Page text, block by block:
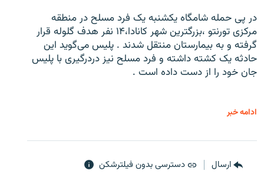
در پی حمله شامگاه یکشنبه یک فرد مسلح در منطقه
مرکزی تورنتو ،‌بزرگترین شهر کانادا،۱۴ نفر هدف گلوله قرار
گرفته و به بیمارستان منتقل شدند . پلیس می‌گوید این
حادثه یک کشته داشته و فرد مسلح نیز دردرگیری با پلیس
جان خود را از دست داده است .
ادامه خبر
ارسال دسترسی بدون فیلترشکن